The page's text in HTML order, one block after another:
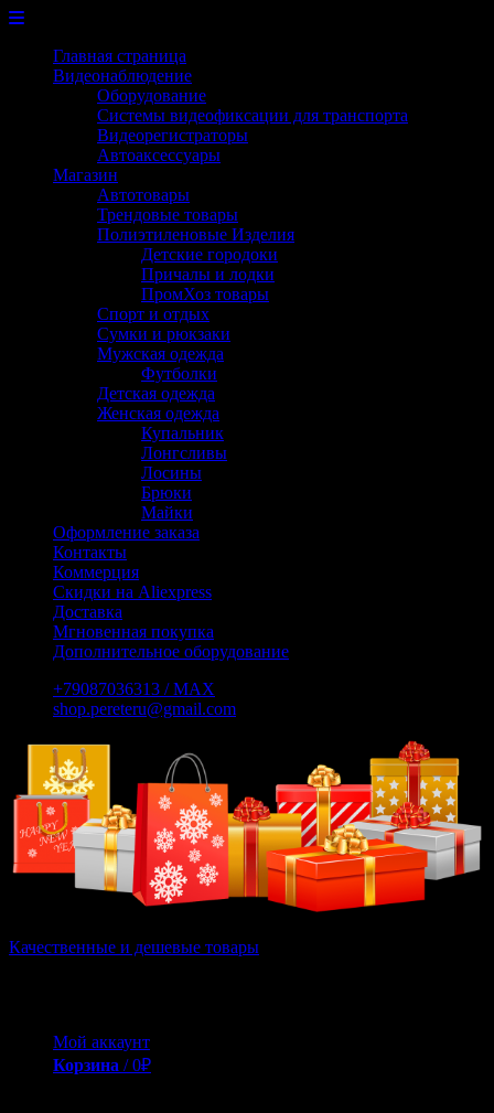
Перейти
содержимому
Главная страница
Видеонаблюдение
Оборудование
Системы видеофиксации для транспорта
Видеорегистраторы
Автоаксессуары
Магазин
Автотовары
Трендовые товары
Полиэтиленовые Изделия
Детские городоки
Причалы и лодки
ПромХоз товары
Спорт и отдых
Сумки и рюкзаки
Мужская одежда
Футболки
Детская одежда
Женская одежда
Купальник
Лонгсливы
Лосины
Брюки
Майки
Оформление заказа
Контакты
Коммерция
Скидки на Aliexpress
Доставка
Мгновенная покупка
Дополнительное оборудование
+79087036313 / МАХ
shop.pereteru@gmail.com
Качественные и дешевые товары
Мой аккаунт
Корзина /0₽